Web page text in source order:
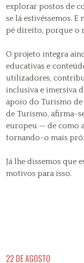
explorar postos de
se lá estivéssemos.
pé direito, porque o
O projeto integra
educativas e
utilizadores,
inclusiva e imersiva
apoio do Turismo de
de Turismo, afirma-
europeu — de como
tornando-o mais
Já lhe dissemos que
motivos para isso.
22 DE AGOSTO